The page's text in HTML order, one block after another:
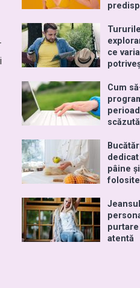
ce
Cum
scăzută
pâine
atentă